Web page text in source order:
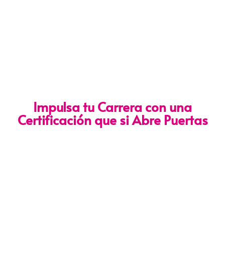
Impulsa tu Carrera con una
Certificación que si Abre Puertas
Nuestra certificación cumple con los lineamientos establecidos